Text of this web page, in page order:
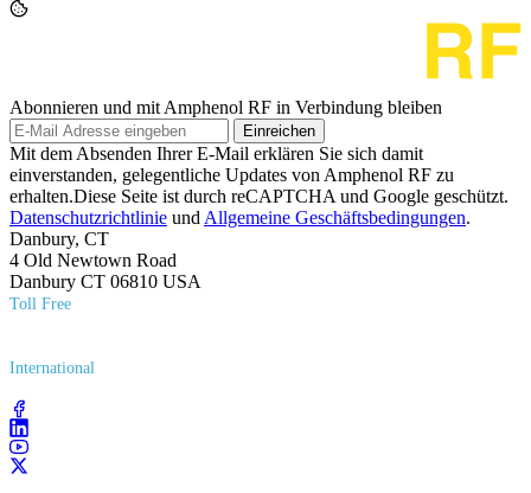
Abonnieren und mit Amphenol RF in Verbindung bleiben
Einreichen
Mit dem Absenden Ihrer E-Mail erklären Sie sich damit
einverstanden, gelegentliche Updates von Amphenol RF zu
erhalten.Diese Seite ist durch reCAPTCHA und Google geschützt.
Datenschutzrichtlinie und Allgemeine Geschäftsbedingungen.
Danbury, CT
4 Old Newtown Road
Danbury CT 06810 USA
Toll Free
International